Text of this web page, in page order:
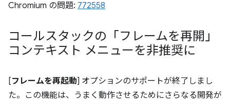
Chromium の問題: 772558
コールスタックの「フレームを再開」
コンテキスト メニューを非推奨に
[フレームを再起動] オプションのサポートが終了しまし
た。この機能は、うまく動作させるためにさらなる開発が